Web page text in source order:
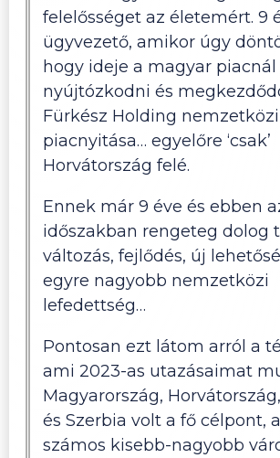
felelősséget az életemért. 9
ügyvezető, amikor úgy
hogy ideje a magyar
nyújtózkodni és
Fürkész Holding nemzetközi
piacnyitása… egyelőre ‘csak’
Horvátország felé.
Ennek már 9 éve és ebben
időszakban rengeteg dolog
változás, fejlődés, új
egyre nagyobb nemzetközi
lefedettség…
Pontosan ezt látom arról a
ami 2023-as utazásaimat
Magyarország,
és Szerbia volt a fő célpont,
számos kisebb-nagyobb